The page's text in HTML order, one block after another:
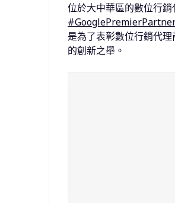
位於大中華區的數位行
是為了表彰數位行銷代
的創新之舉。